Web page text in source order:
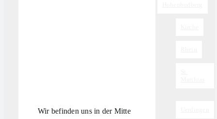
Wir befinden uns in der Mitte